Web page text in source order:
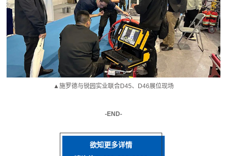
▲施罗德与锐园实业联合D45、D46展位现场
-END-
欲知更多详情